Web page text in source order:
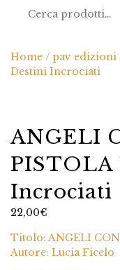
Home / pav edizioni
Destini Incrociati
ANGELI
PISTOLA
Incrociati
22,00€
Titolo: ANGELI
Autore: Lucia Ficelo